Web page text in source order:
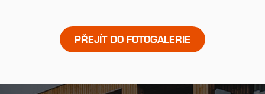
PŘEJÍT DO FOTOGALERIE